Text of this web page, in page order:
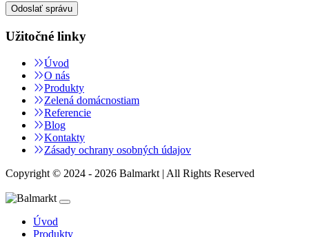
Užitočné linky
Úvod
O nás
Produkty
Zelená domácnostiam
Referencie
Blog
Kontakty
Zásady ochrany osobných údajov
Copyright © 2024 - 2026 Balmarkt | All Rights Reserved
Úvod
Produkty